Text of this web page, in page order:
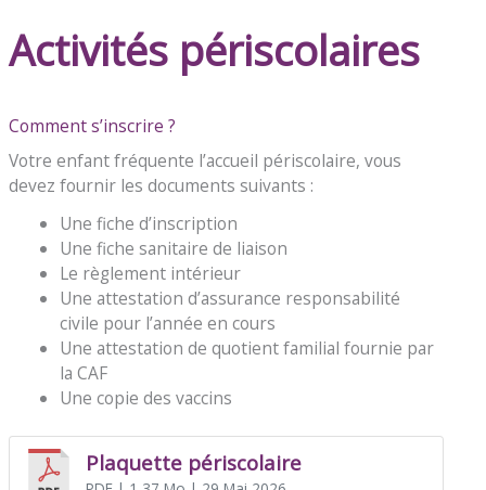
Activités périscolaires
Comment s’inscrire ?
Votre enfant fréquente l’accueil périscolaire, vous
devez fournir les documents suivants :
Une fiche d’inscription
Une fiche sanitaire de liaison
Le règlement intérieur
Une attestation d’assurance responsabilité
civile pour l’année en cours
Une attestation de quotient familial fournie par
la CAF
Une copie des vaccins
Plaquette périscolaire